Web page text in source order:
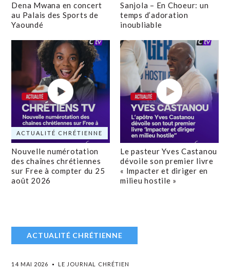
Dena Mwana en concert
au Palais des Sports de
Yaoundé
Sanjola – En Choeur: un
temps d’adoration
inoubliable
ACTUALITÉ CHRÉTIENNE
Nouvelle numérotation
des chaînes chrétiennes
sur Free à compter du 25
août 2026
Le pasteur Yves Castanou
dévoile son premier livre
« Impacter et diriger en
milieu hostile »
ACTUALITÉ CHRÉTIENNE
14 MAI 2026 LE JOURNAL CHRÉTIEN